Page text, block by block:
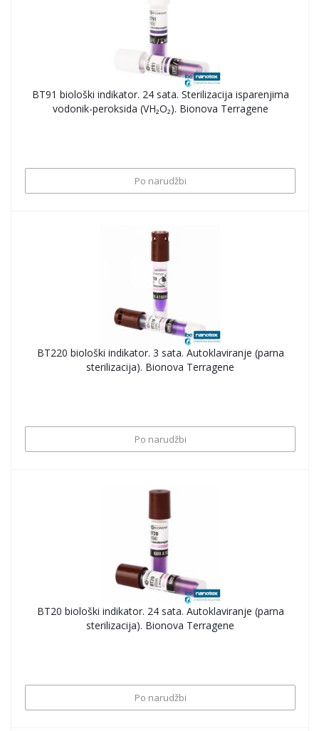
BT91 biološki indikator. 24 sata. Sterilizacija isparenjima
vodonik-peroksida (VH₂O₂). Bionova Terragene
Po narudžbi
BT220 biološki indikator. 3 sata. Autoklaviranje (parna
sterilizacija). Bionova Terragene
Po narudžbi
BT20 biološki indikator. 24 sata. Autoklaviranje (parna
sterilizacija). Bionova Terragene
Po narudžbi